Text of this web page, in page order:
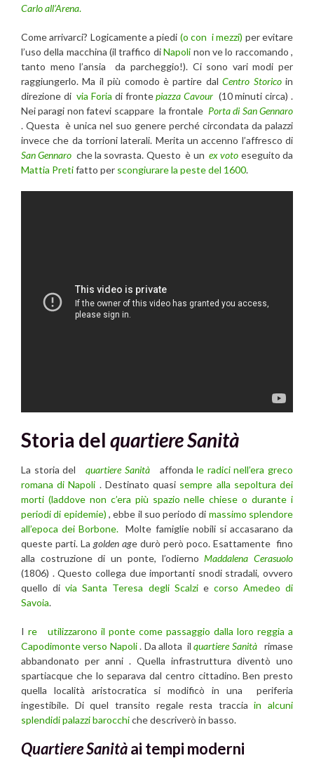
Carlo all’Arena.
Come arrivarci? Logicamente a piedi (o con i mezzi) per evitare
l’uso della macchina (il traffico diNapoli non ve lo raccomando ,
tanto meno l’ansia da parcheggio!). Ci sono vari modi per
raggiungerlo. Ma il più comodo è partire dalCentro Storicoin
direzione divia Foria di frontepiazza Cavour (10 minuti circa) .
Nei paragi non fatevi scappare la frontale Porta di San Gennaro
. Questa è unica nel suo genere perché circondata da palazzi
invece che da torrioni laterali. Merita un accenno l’affresco di
San Gennaro che la sovrasta. Questo è unex voto eseguito da
Mattia Pretifatto per scongiurare la peste del 1600.
Storia del quartiere Sanità
La storia delquartiere Sanità affondale radici nell’era greco
romana di Napoli . Destinato quasi sempre alla sepoltura dei
morti (laddove non c’era più spazio nelle chiese o durante i
periodi di epidemie) , ebbe il suo periodo di massimo splendore
all’epoca dei Borbone.Molte famiglie nobili si accasarano da
queste parti. La golden age durò però poco. Esattamente fino
alla costruzione di un ponte, l’odiernoMaddalena Cerasuolo
(1806) . Questo collega due importanti snodi stradali, ovvero
quello divia Santa Teresa degli Scalzie corso Amedeo di
Savoia.
I re utilizzarono il ponte come passaggio dalla loro reggia a
Capodimonte verso Napoli. Da allota ilquartiere Sanità rimase
abbandonato per anni . Quella infrastruttura diventò uno
spartiacque che lo separava dal centro cittadino. Ben presto
quella località aristocratica si modificò in una periferia
ingestibile. Di quel transito regale resta tracciain alcuni
splendidi palazzi barocchiche descriverò in basso.
Quartiere Sanitàai tempi moderni